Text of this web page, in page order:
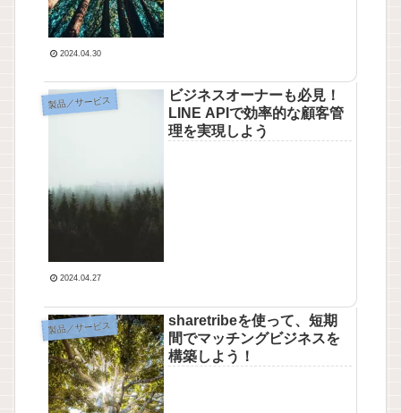
2024.04.30
製品／サービス
ビジネスオーナーも必見！
LINE APIで効率的な顧客管
理を実現しよう
2024.04.27
製品／サービス
sharetribeを使って、短期
間でマッチングビジネスを
構築しよう！